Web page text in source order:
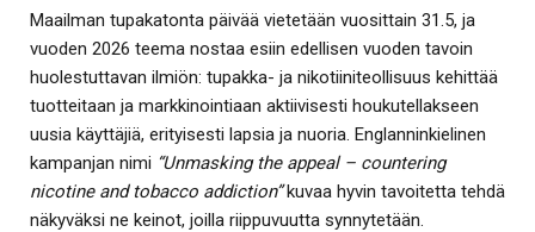
Maailman tupakatonta päivää vietetään vuosittain 31.5, ja
vuoden 2026 teema nostaa esiin edellisen vuoden tavoin
huolestuttavan ilmiön: tupakka- ja nikotiiniteollisuus kehittää
tuotteitaan ja markkinointiaan aktiivisesti houkutellakseen
uusia käyttäjiä, erityisesti lapsia ja nuoria. Englanninkielinen
kampanjan nimi “Unmasking the appeal – countering
nicotine and tobacco addiction”kuvaa hyvin tavoitetta tehdä
näkyväksi ne keinot, joilla riippuvuutta synnytetään.